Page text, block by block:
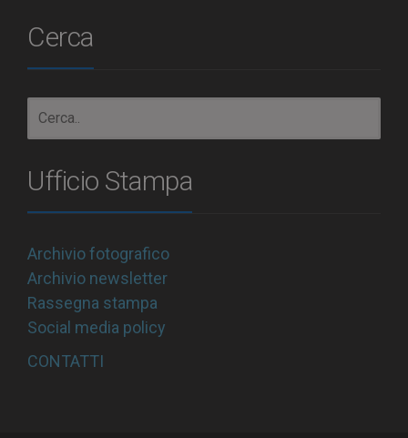
Cerca
Ufficio Stampa
Archivio fotografico
Archivio newsletter
Rassegna stampa
Social media policy
CONTATTI